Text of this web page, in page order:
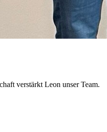
verstärkt Leon unser Team.